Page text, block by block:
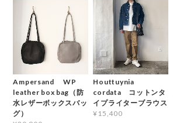
Ampersand WP
leather box bag（防
水レザーボックスバッ
グ）
Houttuynia
cordata コットンタ
イプライターブラウス
¥15,400